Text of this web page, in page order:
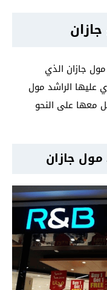
جازان الذي
عليها الراشد مول
معها على النحو
جازان